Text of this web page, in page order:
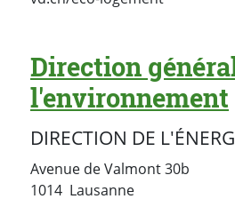
Direction
l'environnement
DIRECTION DE
Avenue de Valmont 30b
1014 LausanneSuisse